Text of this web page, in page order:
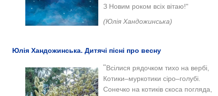
З Новим роком всіх вітаю!"
(Юлія Хандожинська)
Юлія Хандожинська. Дитячі пісні про весну
"Всілися рядочком тихо на вербі,
Котики–муркотики сіро–голубі.
Сонечко на котиків скоса погляда,